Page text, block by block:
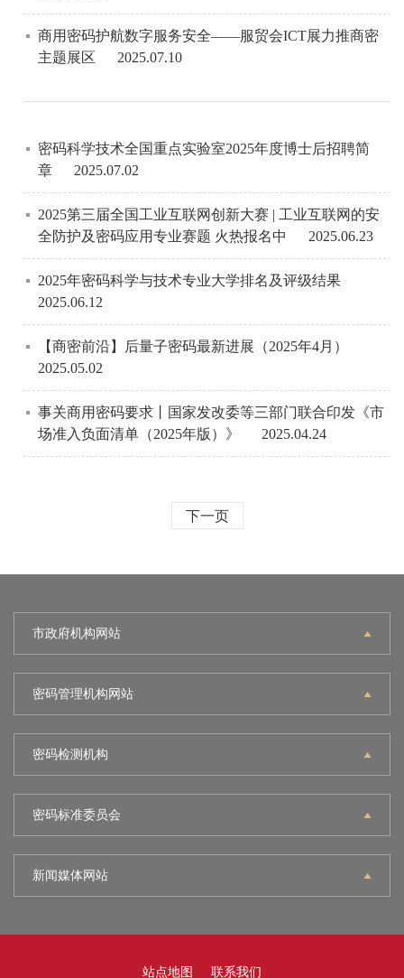
商用密码护航数字服务安全——服贸会ICT展力推商密
主题展区
2025.07.10
密码科学技术全国重点实验室2025年度博士后招聘简
章
2025.07.02
2025第三届全国工业互联网创新大赛 | 工业互联网的安
全防护及密码应用专业赛题 火热报名中
2025.06.23
2025年密码科学与技术专业大学排名及评级结果
2025.06.12
【商密前沿】后量子密码最新进展（2025年4月）
2025.05.02
事关商用密码要求丨国家发改委等三部门联合印发《市
场准入负面清单（2025年版）》
2025.04.24
下一页
市政府机构网站
密码管理机构网站
密码检测机构
密码标准委员会
新闻媒体网站
站点地图 联系我们